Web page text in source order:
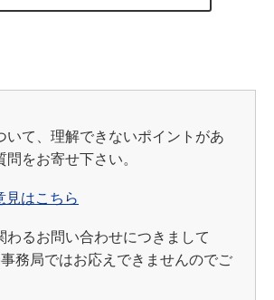
いて、理解できないポイントがあ
をお寄せ下さい。
見はこちら
るお問い合わせにつきまして
務局ではお応えできませんのでご